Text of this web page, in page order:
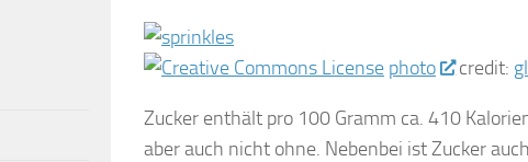
photo credit:
Zucker enthält pro 100 Gramm ca. 410
aber auch nicht ohne. Nebenbei ist Zucker